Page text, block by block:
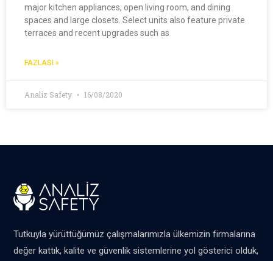
major kitchen appliances, open living room, and dining
spaces and large closets. Select units also feature private
terraces and recent upgrades such as
FAZLASI »
Analiz Safety 16/08/2020
Tutkuyla yürüttüğümüz çalışmalarımızla ülkemizin firmalarına
değer kattık, kalite ve güvenlik sistemlerine yol gösterici olduk,